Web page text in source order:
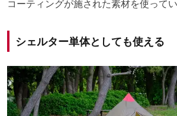
コーティングが施された素材を使ってい
シェルター単体としても使える